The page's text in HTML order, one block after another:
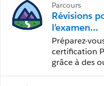
Parcours
Révisions
l’examen
Platform
Préparez-
certification
grâce à des